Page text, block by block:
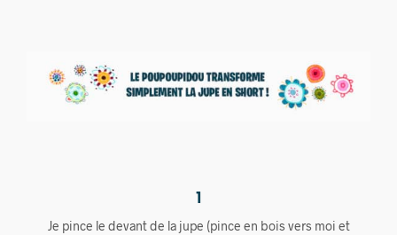
1
Je pince le devant de la jupe (pince en bois vers moi et